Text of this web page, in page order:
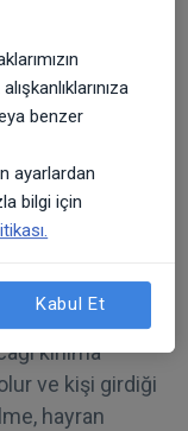
sürdürür.
ile libidinal
süreci ise
narsisistik
katmıştır ve
Kohut’a göre,
ve
kırılma
ve kişi girdiği
hayran
benzer
ayarlardan
bilgi için
Kabul Et